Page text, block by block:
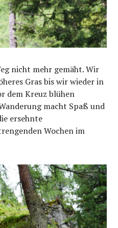
nicht mehr gemäht. Wir
Gras bis wir wieder in
dem Kreuz blühen
macht Spaß und
ersehnte
Wochen im